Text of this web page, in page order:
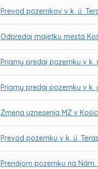
Prevod pozemkov v k. ú.
Odpredaj majetku mesta
Priamy predaj pozemku v k.
Priamy predaj pozemku v k.
Zmena uznesenia MZ v
Prevod pozemku v k. ú.
Prenájom pozemku na Nám.